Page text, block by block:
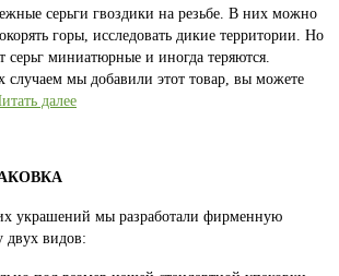
серьги гвоздики на резьбе. В них можно
горы, исследовать дикие территории. Но
серьг миниатюрные и иногда теряются.
случаем мы добавили этот товар, вы можете
далее
украшений мы разработали фирменную
двух видов: